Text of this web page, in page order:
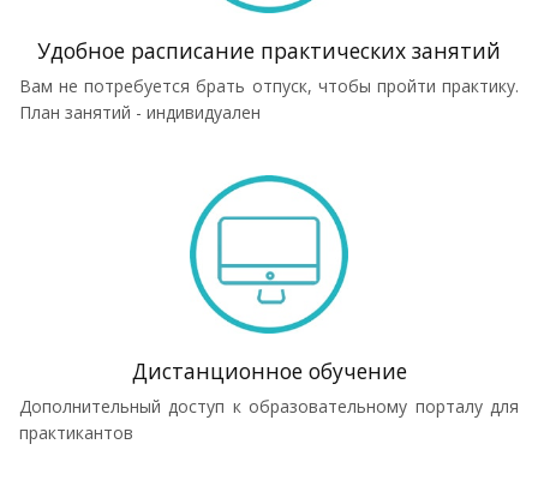
Удобное расписание практических занятий
Вам не потребуется брать отпуск, чтобы пройти практику.
План занятий - индивидуален
Дистанционное обучение
Дополнительный доступ к образовательному порталу для
практикантов